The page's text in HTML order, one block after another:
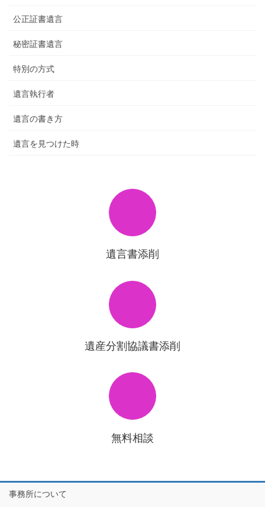
公正証書遺言
秘密証書遺言
特別の方式
遺言執行者
遺言の書き方
遺言を見つけた時
遺言書添削
遺産分割協議書添削
無料相談
事務所について